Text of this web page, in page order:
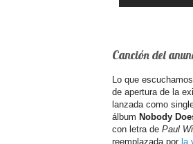
Canción del
Lo que
de apertura de la
lanzada como
álbum Nobody
con letra de Paul
reemplazada por la